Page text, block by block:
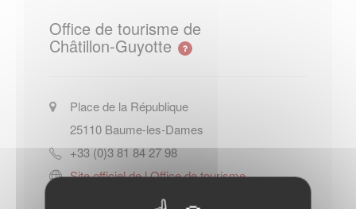
Office de tourisme de
Châtillon-Guyotte
Place de la République
25110 Baume-les-Dames
+33 (0)3 81 84 27 98
Site officiel de l Office de tourisme